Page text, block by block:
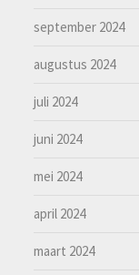
september 2024
augustus 2024
juli 2024
juni 2024
mei 2024
april 2024
maart 2024